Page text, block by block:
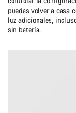
puedas volver a casa
luz adicionales,
sin batería.